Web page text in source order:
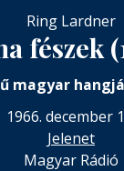
Ring Lardner
fészek
magyar
1966. december
Jelenet
Magyar Rádió